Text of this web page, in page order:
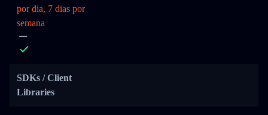
por dia, 7 dias por
semana
SDKs / Client
Libraries